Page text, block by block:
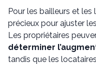
Pour les bailleurs et les
précieux pour ajuster
Les propriétaires
déterminer
tandis que les